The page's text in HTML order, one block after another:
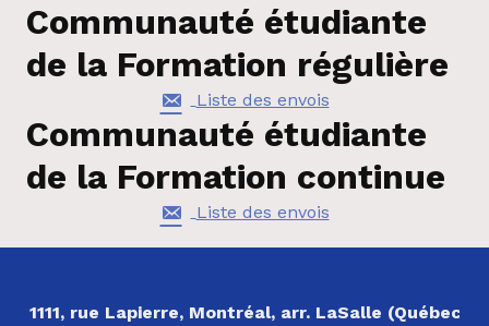
Communauté étudiante
de la Formation régulière
Liste des envois
Communauté étudiante
de la Formation continue
Liste des envois
Revenir à la navigation principale
1111, rue Lapierre, Montréal, arr. LaSalle (Québec)